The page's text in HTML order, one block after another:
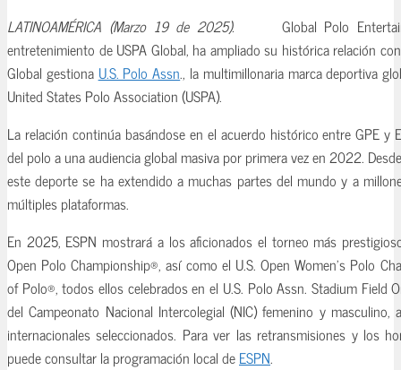
LATINOAMÉRICA (Marzo 19 de 2025). Global Polo
entretenimiento de USPA Global, ha ampliado su histórica relación
Global gestiona U.S. Polo Assn., la multimillonaria marca deportiva
United States Polo Association (USPA).
La relación continúa basándose en el acuerdo histórico entre GPE y
del polo a una audiencia global masiva por primera vez en 2022.
este deporte se ha extendido a muchas partes del mundo y a
múltiples plataformas.
En 2025, ESPN mostrará a los aficionados el torneo más
Open Polo Championship®, así como el U.S. Open Women’s Polo
of Polo®, todos ellos celebrados en el U.S. Polo Assn. Stadium Field
del Campeonato Nacional Intercolegial (NIC) femenino y
internacionales seleccionados. Para ver las retransmisiones y los
puede consultar la programación local deESPN.